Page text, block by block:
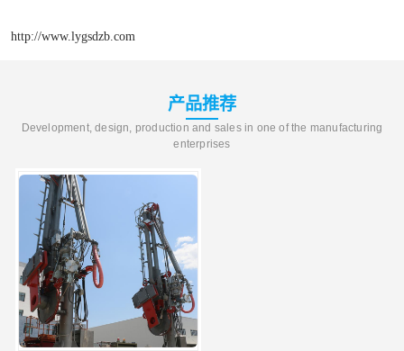
http://www.lygsdzb.com
产品推荐
Development, design, production and sales in one of the manufacturing
enterprises